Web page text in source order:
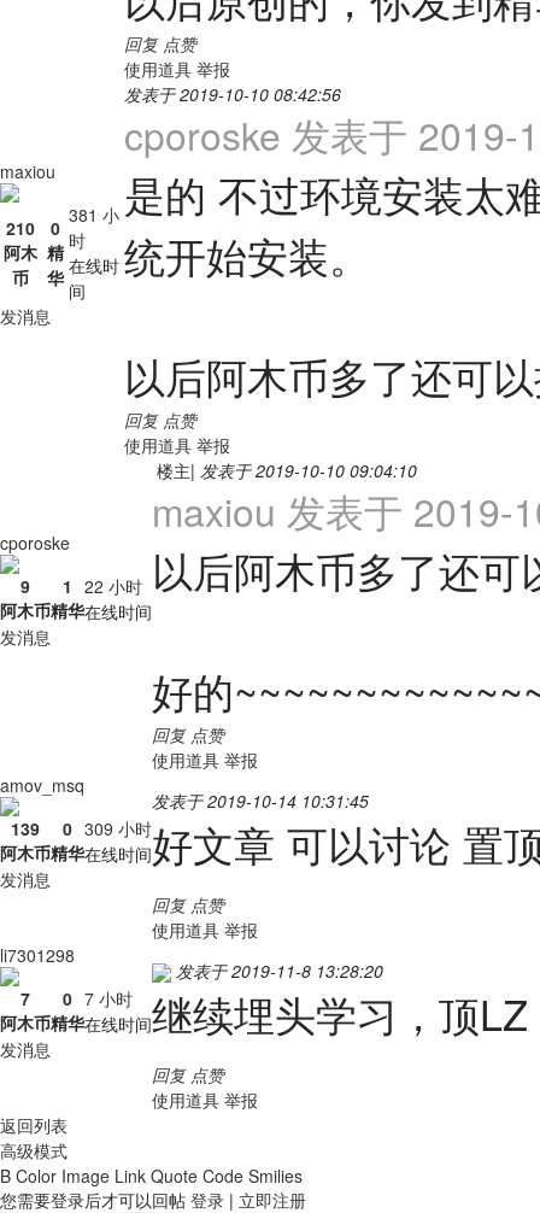
回复 点赞
使用道具 举报
maxiou
210
阿木
币
0
精
华
381 小
时
在线时
间
发消息
发表于 2019-10-10 08:42:56
cporoske 发表于 2019-
是的 不过环境安装太
统开始安装。
以后阿木币多了还可
回复 点赞
使用道具 举报
cporoske
9
阿木币
1
精华
22 小时
在线时间
发消息
楼主| 发表于 2019-10-10 09:04:10
maxiou 发表于 2019-
以后阿木币多了还可
好的
回复 点赞
使用道具 举报
amov_msq
139
阿木币
0
精华
309 小时
在线时间
发消息
发表于 2019-10-14 10:31:45
好文章 可以讨论 置
回复 点赞
使用道具 举报
li7301298
7
阿木币
0
精华
7 小时
在线时间
发消息
发表于 2019-11-8 13:28:20
继续埋头学习，顶LZ
回复 点赞
使用道具 举报
返回列表
高级模式
B Color Image Link Quote Code Smilies
您需要登录后才可以回帖 登录 | 立即注册